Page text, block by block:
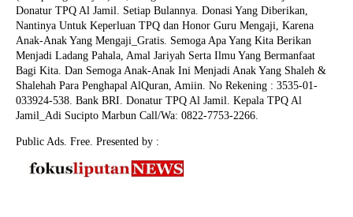
Donatur TPQ Al Jamil. Setiap Bulannya. Donasi Yang Diberikan,
Nantinya Untuk Keperluan TPQ dan Honor Guru Mengaji, Karena
Anak-Anak Yang Mengaji_Gratis. Semoga Apa Yang Kita Berikan
Menjadi Ladang Pahala, Amal Jariyah Serta Ilmu Yang Bermanfaat
Bagi Kita. Dan Semoga Anak-Anak Ini Menjadi Anak Yang Shaleh &
Shalehah Para Penghapal AlQuran, Amiin. No Rekening : 3535-01-
033924-538. Bank BRI. Donatur TPQ Al Jamil. Kepala TPQ Al
Jamil_Adi Sucipto Marbun Call/Wa: 0822-7753-2266.
Public Ads. Free. Presented by :